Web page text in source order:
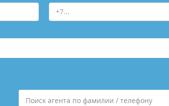
Поиск агента по фамилии / телефону